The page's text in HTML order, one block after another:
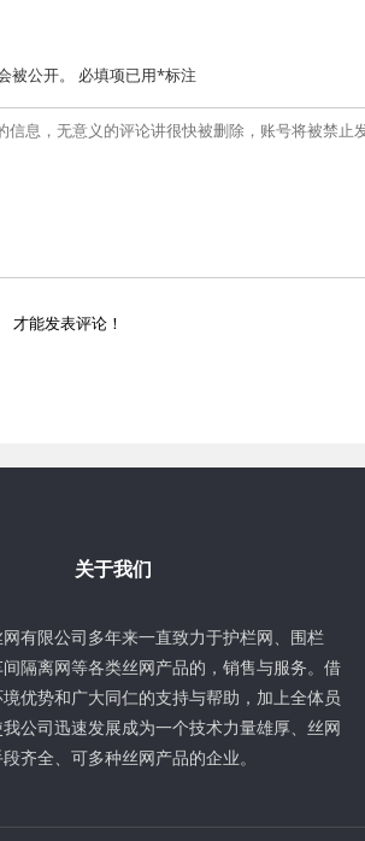
被公开。 必填项已用*标注
才能发表评论！
关于我们
有限公司多年来一直致力于护栏网、围栏
隔离网等各类丝网产品的，销售与服务。借
优势和广大同仁的支持与帮助，加上全体员
公司迅速发展成为一个技术力量雄厚、丝网
齐全、可多种丝网产品的企业。